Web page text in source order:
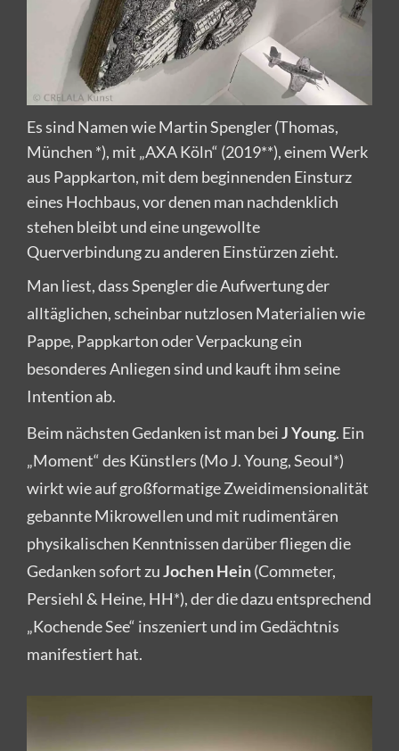
Es sind Namen wie Martin Spengler (Thomas,
München *), mit „AXA Köln“ (2019**), einem Werk
aus Pappkarton, mit dem beginnenden Einsturz
eines Hochbaus, vor denen man nachdenklich
stehen bleibt und eine ungewollte
Querverbindung zu anderen Einstürzen zieht.
Man liest, dass Spengler die Aufwertung der
alltäglichen, scheinbar nutzlosen Materialien wie
Pappe, Pappkarton oder Verpackung ein
besonderes Anliegen sind und kauft ihm seine
Intention ab.
Beim nächsten Gedanken ist man beiJ Young. Ein
„Moment“ des Künstlers (Mo J. Young, Seoul*)
wirkt wie auf großformatige Zweidimensionalität
gebannte Mikrowellen und mit rudimentären
physikalischen Kenntnissen darüber fliegen die
Gedanken sofort zuJochen Hein(Commeter,
Persiehl & Heine, HH*), der die dazu entsprechend
„Kochende See“ inszeniert und im Gedächtnis
manifestiert hat.